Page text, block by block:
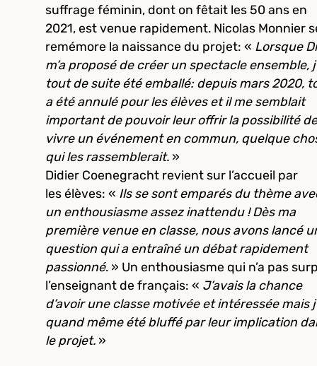
suffrage féminin, dont on fêtait les 50 ans en
2021, est venue rapidement. Nicolas Monnier
remémore la naissance du projet: « Lorsque
m’a proposé de créer un spectacle ensemble,
tout de suite été emballé: depuis mars 2020,
a été annulé pour les élèves et il me semblait
important de pouvoir leur offrir la possibilité de
vivre un événement en commun, quelque
qui les rassemblerait. »
Didier Coenegracht revient sur l’accueil par
les élèves: « Ils se sont emparés du thème
un enthousiasme assez inattendu ! Dès ma
première venue en classe, nous avons lancé
question qui a entraîné un débat rapidement
passionné. » Un enthousiasme qui n’a pas
l’enseignant de français: « J’avais la chance
d’avoir une classe motivée et intéressée mais
quand même été bluffé par leur implication
le projet. »